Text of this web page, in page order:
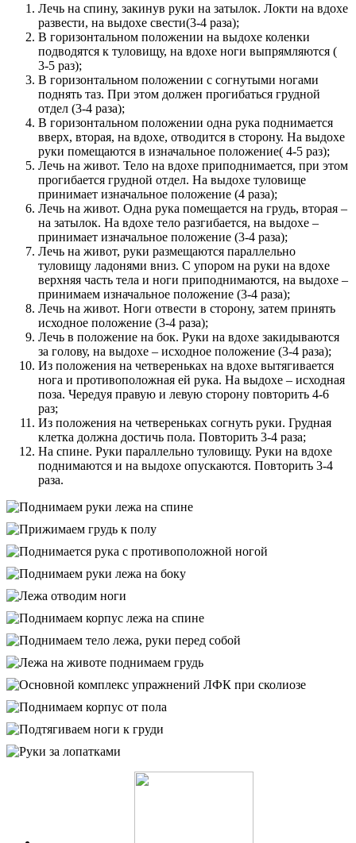
Лечь на спину, закинув руки на затылок. Локти на вдохе
развести, на выдохе свести(3-4 раза);
В горизонтальном положении на выдохе коленки
подводятся к туловищу, на вдохе ноги выпрямляются (
3-5 раз);
В горизонтальном положении с согнутыми ногами
поднять таз. При этом должен прогибаться грудной
отдел (3-4 раза);
В горизонтальном положении одна рука поднимается
вверх, вторая, на вдохе, отводится в сторону. На выдохе
руки помещаются в изначальное положение( 4-5 раз);
Лечь на живот. Тело на вдохе приподнимается, при этом
прогибается грудной отдел. На выдохе туловище
принимает изначальное положение (4 раза);
Лечь на живот. Одна рука помещается на грудь, вторая –
на затылок. На вдохе тело разгибается, на выдохе –
принимает изначальное положение (3-4 раза);
Лечь на живот, руки размещаются параллельно
туловищу ладонями вниз. С упором на руки на вдохе
верхняя часть тела и ноги приподнимаются, на выдохе –
принимаем изначальное положение (3-4 раза);
Лечь на живот. Ноги отвести в сторону, затем принять
исходное положение (3-4 раза);
Лечь в положение на бок. Руки на вдохе закидываются
за голову, на выдохе – исходное положение (3-4 раза);
Из положения на четвереньках на вдохе вытягивается
нога и противоположная ей рука. На выдохе – исходная
поза. Чередуя правую и левую сторону повторить 4-6
раз;
Из положения на четвереньках согнуть руки. Грудная
клетка должна достичь пола. Повторить 3-4 раза;
На спине. Руки параллельно туловищу. Руки на вдохе
поднимаются и на выдохе опускаются. Повторить 3-4
раза.